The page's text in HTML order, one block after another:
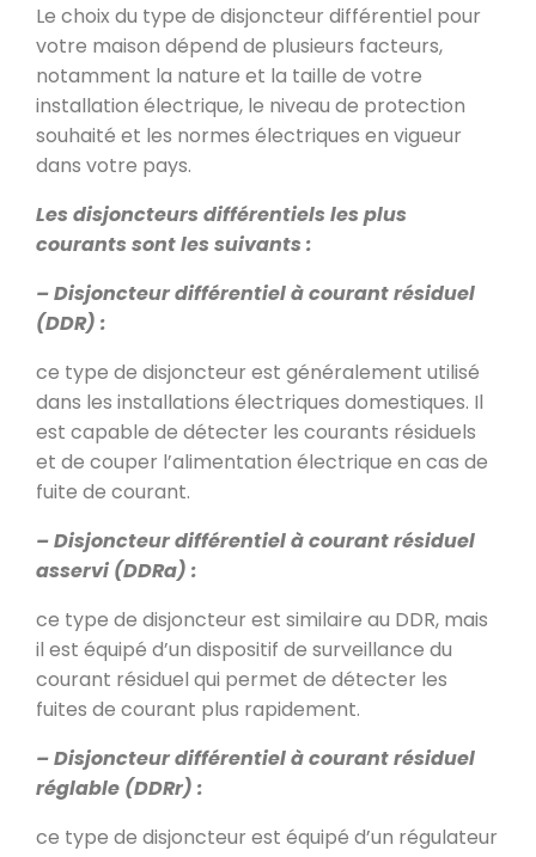
Le choix du type de disjoncteur différentiel pour
votre maison dépend de plusieurs facteurs,
notamment la nature et la taille de votre
installation électrique, le niveau de protection
souhaité et les normes électriques en vigueur
dans votre pays.
Les disjoncteurs différentiels les plus
courants sont les suivants :
– Disjoncteur différentiel à courant résiduel
(DDR) :
ce type de disjoncteur est généralement utilisé
dans les installations électriques domestiques. Il
est capable de détecter les courants résiduels
et de couper l’alimentation électrique en cas de
fuite de courant.
– Disjoncteur différentiel à courant résiduel
asservi (DDRa) :
ce type de disjoncteur est similaire au DDR, mais
il est équipé d’un dispositif de surveillance du
courant résiduel qui permet de détecter les
fuites de courant plus rapidement.
– Disjoncteur différentiel à courant résiduel
réglable (DDRr) :
ce type de disjoncteur est équipé d’un régulateur